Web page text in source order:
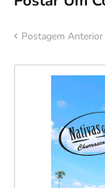
Postagem Anterior